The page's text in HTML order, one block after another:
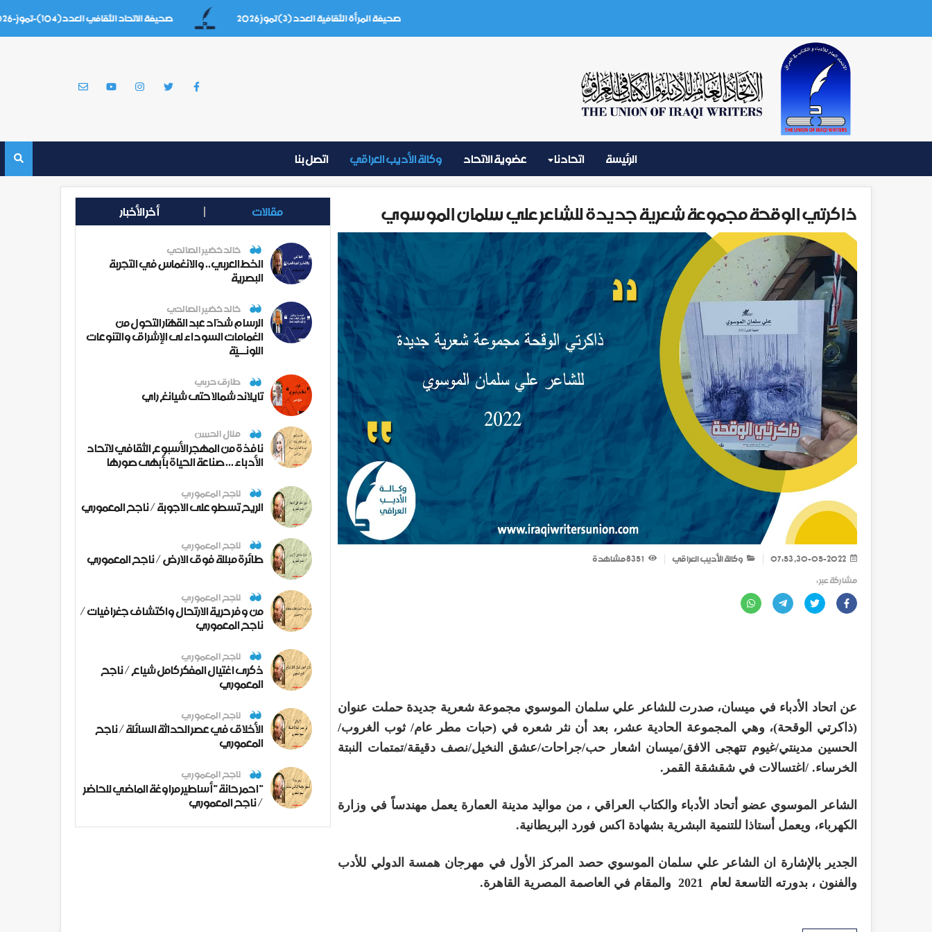
صحيفة المرأة الثقافية العدد (3) تموز 2026 صحيفة الاتحاد الثقافي العدد(104)-تموز-2026
الرئيسة اتحادنا عضوية الاتحاد وكالة الأديب العراقي اتصل بنا
ذاكرتي الوقحة مجموعة شعرية جديدة للشاعر علي سلمان الموسوي
وكالة الأديب العراقي
مشاهدة
مشاركة عبر :
عن اتحاد الأدباء في ميسان، صدرت للشاعر علي سلمان الموسوي مجموعة شعرية جديدة حملت عنوان
(ذاكرتي الوقحة)، وهي المجموعة الحادية عشر، بعد أن نثر شعره في (حبات مطر عام/ ثوب الغروب/
الحسين مدينتي/غيوم تتهجى الافق/ميسان اشعار حب/جراحات/عشق النخيل/نصف دقيقة/تمتمات النبتة
الخرساء. /اغتسالات في شقشقة القمر.
الشاعر الموسوي عضو أتحاد الأدباء والكتاب العراقي ، من مواليد مدينة العمارة يعمل مهندساً في وزارة
الكهرباء، ويعمل أستاذا للتنمية البشرية بشهادة اكس فورد البريطانية.
الجدير بالإشارة ان الشاعر علي سلمان الموسوي حصد المركز الأول في مهرجان همسة الدولي للأدب
والفنون ، بدورته التاسعة لعام 2021 والمقام في العاصمة المصرية القاهرة.
مقالات أخر الأخبار
خالد خضير الصالحي
الخط العربي.. والانغماس في التجربة
البصرية
خالد خضير الصالحي
الرسام شدّاد عبد القهّار التحول من
الغمامات السوداء لى الإشراق والتنوعات
اللونــيّة
طارق حربي
تايلاند شمالا حتى شيانغ راي
منال الحسن
نافذة من المهجر الأسبوع الثقافي لاتحاد
الأدباء ... صناعة الحياة بأبهى صورها
ناجح المعموري
الريح تسطو على الاجوبة / ناجح المعموري
ناجح المعموري
طائرة مبللة فوق الارض / ناجح المعموري
ناجح المعموري
من وفر حرية الارتحال واكتشاف جغرافيات /
ناجح المعموري
ناجح المعموري
ذكرى اغتيال المفكر كامل شياع / ناجح
المعموري
ناجح المعموري
الأخلاق في عصر الحداثة السائلة / ناجح
المعموري
ناجح المعموري
" احمر حانة " أساطير مراوغة الماضي للحاضر
/ ناجح المعموري